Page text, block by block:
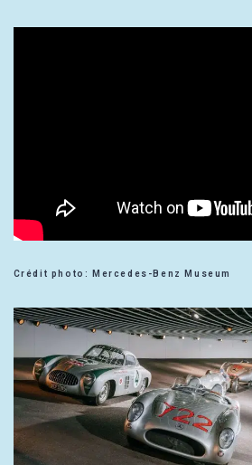
Crédit photo: Mercedes-Benz Museum